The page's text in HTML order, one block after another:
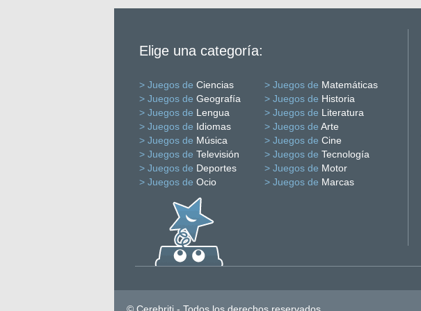
Elige una categoría:
> Juegos de Ciencias > Juegos de Matemáticas
> Juegos de Geografía > Juegos de Historia
> Juegos de Lengua > Juegos de Literatura
> Juegos de Idiomas > Juegos de Arte
> Juegos de Música > Juegos de Cine
> Juegos de Televisión > Juegos de Tecnología
> Juegos de Deportes > Juegos de Motor
> Juegos de Ocio > Juegos de Marcas